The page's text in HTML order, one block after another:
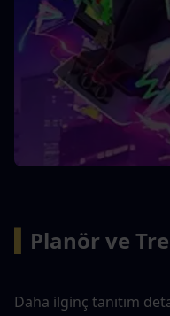
Planör ve
Daha ilginç tanıtım